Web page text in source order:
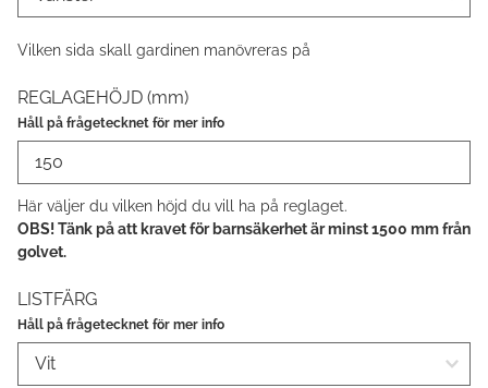
Vilken sida skall gardinen manövreras på
REGLAGEHÖJD (mm)
OBS! Tänk på att kravet för barnsäkerhet är minst 1500 mm från
golvet.
LISTFÄRG